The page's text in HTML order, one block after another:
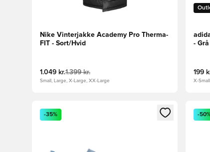
Nike Vinterjakke Academy Pro Therma-
FIT - Sort/Hvid
1.049 kr.1.399 kr.
Small, Large, X-Large, XX-Large
- Grå
199
X-Small
Åbner en Modal til at logge ind eller tilmelde dig
-35% -